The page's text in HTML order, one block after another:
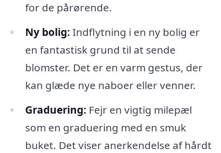
for de pårørende.
Ny bolig: Indflytning i en ny bolig er
en fantastisk grund til at sende
blomster. Det er en varm gestus, der
kan glæde nye naboer eller venner.
Graduering: Fejr en vigtig milepæl
som en graduering med en smuk
buket. Det viser anerkendelse af hårdt